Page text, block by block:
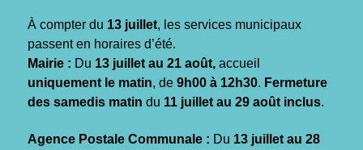
À compter du 13 juillet, les services municipaux
passent en horaires d’été.
Mairie : Du 13 juillet au 21 août, accueil
uniquement le matin, de 9h00 à 12h30. Fermeture
des samedis matin du 11 juillet au 29 août inclus.
Agence Postale Communale : Du 13 juillet au 28